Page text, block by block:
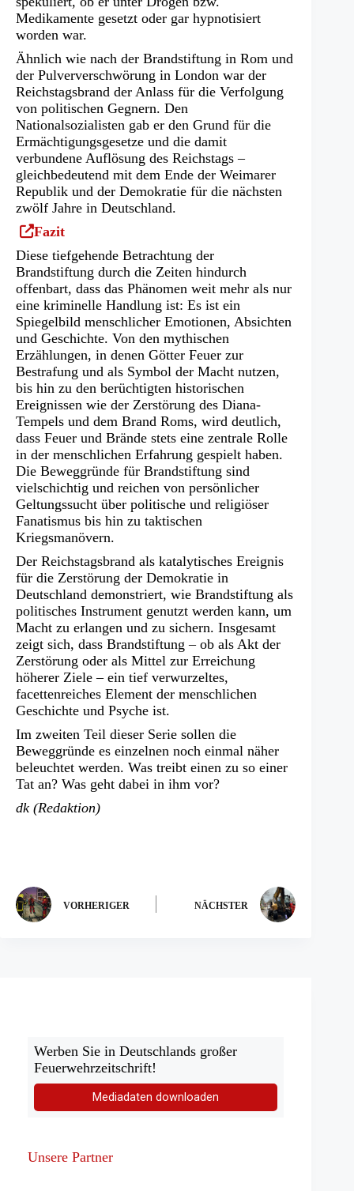
Medikamente gesetzt oder gar hypnotisiert
worden war.
Ähnlich wie nach der Brandstiftung in Rom und
der Pulververschwörung in London war der
Reichstagsbrand der Anlass für die Verfolgung
von politischen Gegnern. Den
Nationalsozialisten gab er den Grund für die
Ermächtigungsgesetze und die damit
verbundene Auflösung des Reichstags –
gleichbedeutend mit dem Ende der Weimarer
Republik und der Demokratie für die nächsten
zwölf Jahre in Deutschland.
(Öffnet
in
einem
neuen
Tab)
Fazit
Diese tiefgehende Betrachtung der
Brandstiftung durch die Zeiten hindurch
offenbart, dass das Phänomen weit mehr als nur
eine kriminelle Handlung ist: Es ist ein
Spiegelbild menschlicher Emotionen, Absichten
und Geschichte. Von den mythischen
Erzählungen, in denen Götter Feuer zur
Bestrafung und als Symbol der Macht nutzen,
bis hin zu den berüchtigten historischen
Ereignissen wie der Zerstörung des Diana-
Tempels und dem Brand Roms, wird deutlich,
dass Feuer und Brände stets eine zentrale Rolle
in der menschlichen Erfahrung gespielt haben.
Die Beweggründe für Brandstiftung sind
vielschichtig und reichen von persönlicher
Geltungssucht über politische und religiöser
Fanatismus bis hin zu taktischen
Kriegsmanövern.
Der Reichstagsbrand als katalytisches Ereignis
für die Zerstörung der Demokratie in
Deutschland demonstriert, wie Brandstiftung als
politisches Instrument genutzt werden kann, um
Macht zu erlangen und zu sichern. Insgesamt
zeigt sich, dass Brandstiftung – ob als Akt der
Zerstörung oder als Mittel zur Erreichung
höherer Ziele – ein tief verwurzeltes,
facettenreiches Element der menschlichen
Geschichte und Psyche ist.
Im zweiten Teil dieser Serie sollen die
Beweggründe es einzelnen noch einmal näher
beleuchtet werden. Was treibt einen zu so einer
Tat an? Was geht dabei in ihm vor?
dk (Redaktion)
VORHERIGER NÄCHSTER
Werben Sie in Deutschlands großer
Feuerwehrzeitschrift!
Mediadaten downloaden
Unsere Partner